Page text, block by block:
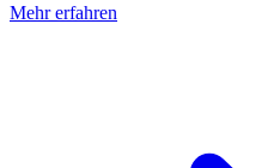
Mehr erfahren